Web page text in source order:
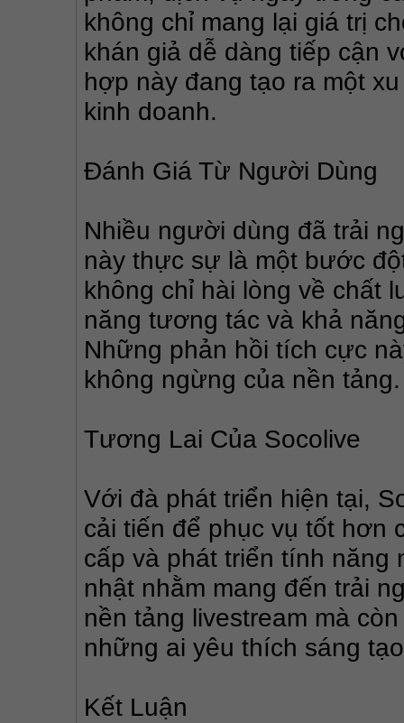
không chỉ mang lại giá trị
khán giả dễ dàng tiếp cận
hợp này đang tạo ra một
kinh doanh.
Đánh Giá Từ Người Dùng
Nhiều người dùng đã trải
này thực sự là một bước
không chỉ hài lòng về chất
năng tương tác và khả
Những phản hồi tích cực
không ngừng của nền tảng.
Tương Lai Của Socolive
Với đà phát triển hiện tại,
cải tiến để phục vụ tốt hơn
cấp và phát triển tính năng
nhật nhằm mang đến trải
nền tảng livestream mà
những ai yêu thích sáng
Kết Luận